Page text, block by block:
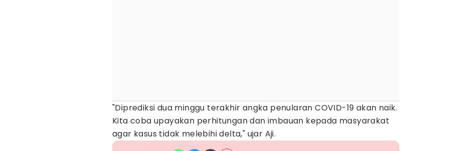
"Diprediksi dua minggu terakhir angka penularan COVID-19 akan naik.
Kita coba upayakan perhitungan dan imbauan kepada masyarakat
agar kasus tidak melebihi delta," ujar Aji.